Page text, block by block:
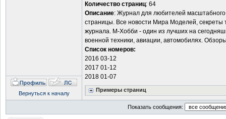
Количество страниц: 64
Описание: Журнал для любителей
страницы. Все новости Мира Моделей, секреты
журнала. М-Хобби - один из лучших на
военной техники, авиации, автомобилях.
Список номеров:
2016 03-12
2017 01-12
2018 01-07
Примеры страниц
Вернуться к началу
Показать сообщения: